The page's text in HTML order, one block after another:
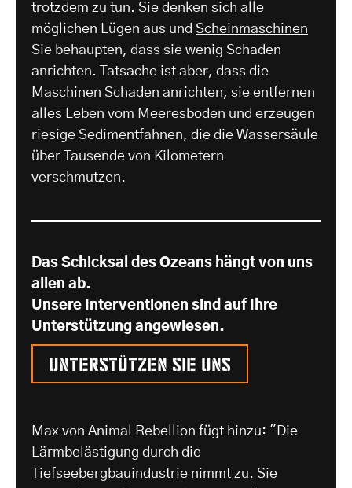
trotzdem zu tun. Sie denken sich alle
möglichen Lügen aus und Scheinmaschinen
Sie behaupten, dass sie wenig Schaden
anrichten. Tatsache ist aber, dass die
Maschinen Schaden anrichten, sie entfernen
alles Leben vom Meeresboden und erzeugen
riesige Sedimentfahnen, die die Wassersäule
über Tausende von Kilometern
verschmutzen.
Das Schicksal des Ozeans hängt von uns
allen ab.
Unsere Interventionen sind auf Ihre
Unterstützung angewiesen.
Unterstützen Sie uns
Max von Animal Rebellion fügt hinzu: "Die
Lärmbelästigung durch die
Tiefseebergbauindustrie nimmt zu. Sie